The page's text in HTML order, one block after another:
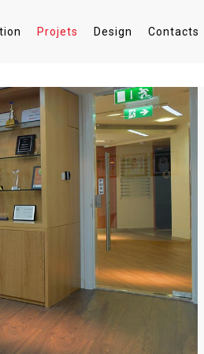
Projets Design Contacts